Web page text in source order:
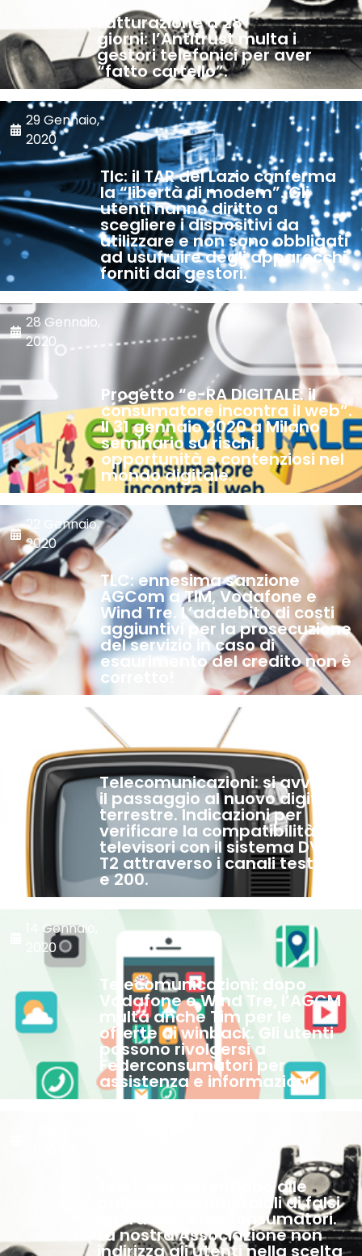
Fatturazione a 28
giorni: l’Antitrust multa i
gestori telefonici per aver
“fatto cartello”.
29 Gennaio,
2020
Tlc: il TAR del Lazio conferma
la “libertà di modem”. Gli
utenti hanno diritto a
scegliere i dispositivi da
utilizzare e non sono obbligati
ad usufruire degli apparecchi
forniti dai gestori.
28 Gennaio,
2020
Progetto “e-RA DIGITALE: il
consumatore incontra il web”.
Il 31 gennaio 2020 a Milano
seminario su rischi,
opportunità e contenziosi nel
mondo digitale.
22 Gennaio,
2020
TLC: ennesima sanzione
AGCom a TIM, Vodafone e
Wind Tre. L’addebito di costi
aggiuntivi per la prosecuzione
del servizio in caso di
esaurimento del credito non è
corretto!
Telecomunicazioni: si avvicina
il passaggio al nuovo digitale
terrestre. Indicazioni per
verificare la compatibilità dei
televisori con il sistema DVB-
T2 attraverso i canali test 100
e 200.
14 Gennaio,
2020
Telecomunicazioni: dopo
Vodafone e Wind Tre, l’AGCM
multa anche Tim per le
offerte di winback. Gli utenti
possono rivolgersi a
Federconsumatori per
assistenza e informazioni.
Telefonia: attenzione alle
proposte commerciali di falsi
operatori Federconsumatori.
La nostra Associazione non
indirizza gli utenti nella scelta